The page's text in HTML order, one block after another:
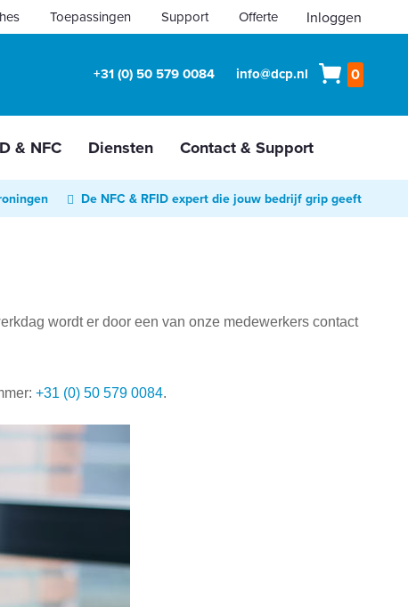
Inloggen
Toepassingen Support Offerte
+31 (0) 50 579 0084 info@dcp.nl 0
& NFC Diensten Contact & Support
De NFC & RFID expert die jouw bedrijf grip geeft
wordt er door een van onze medewerkers contact
+31 (0) 50 579 0084.